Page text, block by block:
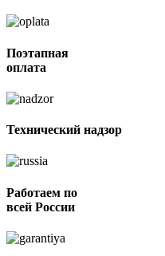
Поэтапная
оплата
Технический надзор
Работаем по
всей России